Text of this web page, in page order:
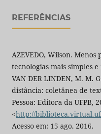
REFERÊNCIAS
AZEVEDO, Wilson.
tecnologias mais simples
VAN DER LINDEN, M. M.
distância: coletânea de
Pessoa: Editora da UFPB,
<http://
Acesso em: 15 ago. 2016.